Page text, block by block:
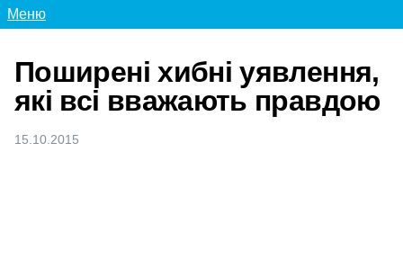
Меню
Поширені хибні уявлення,
які всі вважають правдою
15.10.2015